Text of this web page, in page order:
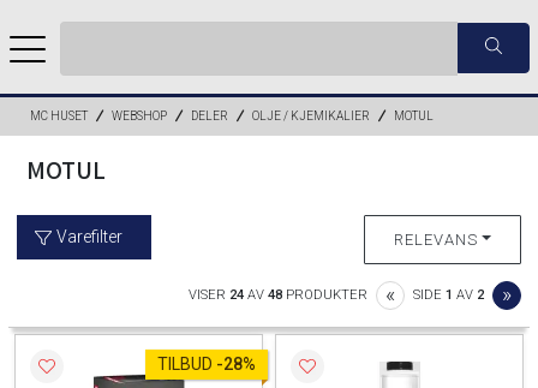
MC HUSET WEBSHOP DELER OLJE / KJEMIKALIER MOTUL
MOTUL
Varefilter RELEVANS
VISER 24 AV 48 PRODUKTER «PREVIOUS
SIDE 1 AV 2 »
TILBUD -28%